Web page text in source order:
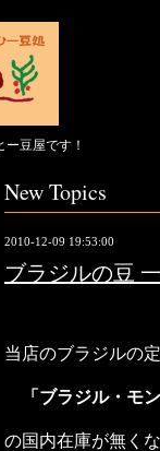
豆屋です！
New Topics
2010-12-09 19:53:00
ブラジルの豆
当店のブラジルの
「ブラジル・モ
の国内在庫が無くな